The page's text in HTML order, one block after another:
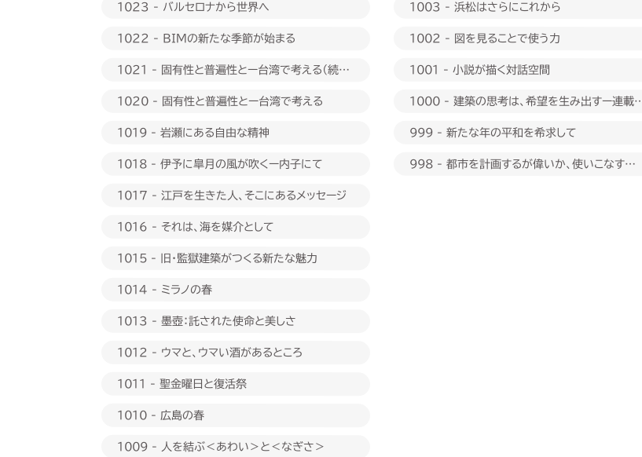
1023 - バルセロナから世界へ
1022 - BIMの新たな季節が始まる
1021 - 固有性と普遍性とー台湾で考える（続
1020 - 固有性と普遍性とー台湾で考える
1019 - 岩瀬にある自由な精神
1018 - 伊予に皐月の風が吹くー内子にて
1017 - 江戸を生きた人、そこにあるメッセージ
1016 - それは、海を媒介として
1015 - 旧・監獄建築がつくる新たな魅力
1014 - ミラノの春
1013 - 墨壺：託された使命と美しさ
1012 - ウマと、ウマい酒があるところ
1011 - 聖金曜日と復活祭
1010 - 広島の春
1009 - 人を結ぶ＜あわい＞と＜なぎさ＞
1003 - 浜松はさらにこれから
1002 - 図を見ることで使う力
1001 - 小説が描く対話空間
1000 - 建築の思考は、希望を生み出すー連載
999 - 新たな年の平和を希求して
998 - 都市を計画するが偉いか、使いこなすが偉